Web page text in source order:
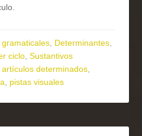
, Determinantes,
ciclo,Sustantivos
artículos determinados,
, pistas visuales